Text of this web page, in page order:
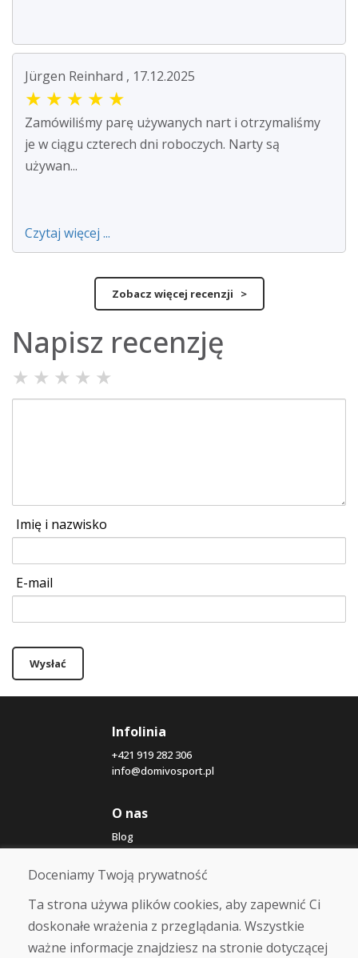
Jürgen Reinhard , 17.12.2025
★ ★ ★ ★ ★
Zamówiliśmy parę używanych nart i otrzymaliśmy
je w ciągu czterech dni roboczych. Narty są
używan...
Czytaj więcej ...
Zobacz więcej recenzji >
Napisz recenzję
★ ★ ★ ★ ★
Imię i nazwisko
E-mail
Wysłać
Infolinia
+421 919 282 306
info@domivosport.pl
O nas
Blog
O nas
Sklep
Kontakt
Zakup
Sklep internetowy
Doceniamy Twoją prywatność
Ta strona używa plików cookies, aby zapewnić Ci
doskonałe wrażenia z przeglądania. Wszystkie
ważne informacje znajdziesz na stronie dotyczącej